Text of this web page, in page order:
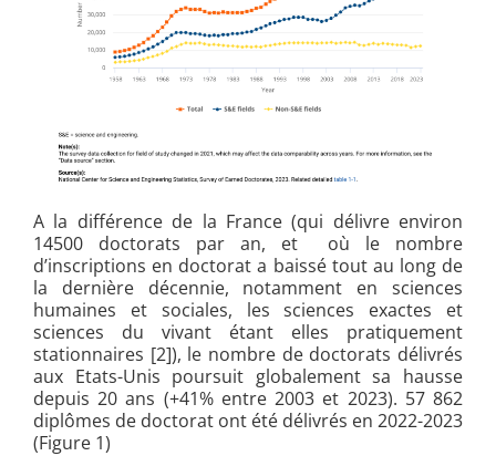
A la différence de la France (qui délivre environ
14500 doctorats par an, et où le nombre
d’inscriptions en doctorat a baissé tout au long de
la dernière décennie, notamment en sciences
humaines et sociales, les sciences exactes et
sciences du vivant étant elles pratiquement
stationnaires [2]), le nombre de doctorats délivrés
aux Etats-Unis poursuit globalement sa hausse
depuis 20 ans (+41% entre 2003 et 2023). 57 862
diplômes de doctorat ont été délivrés en 2022-2023
(Figure 1)